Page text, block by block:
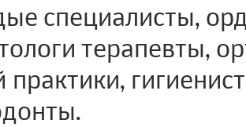
специалисты,
терапевты,